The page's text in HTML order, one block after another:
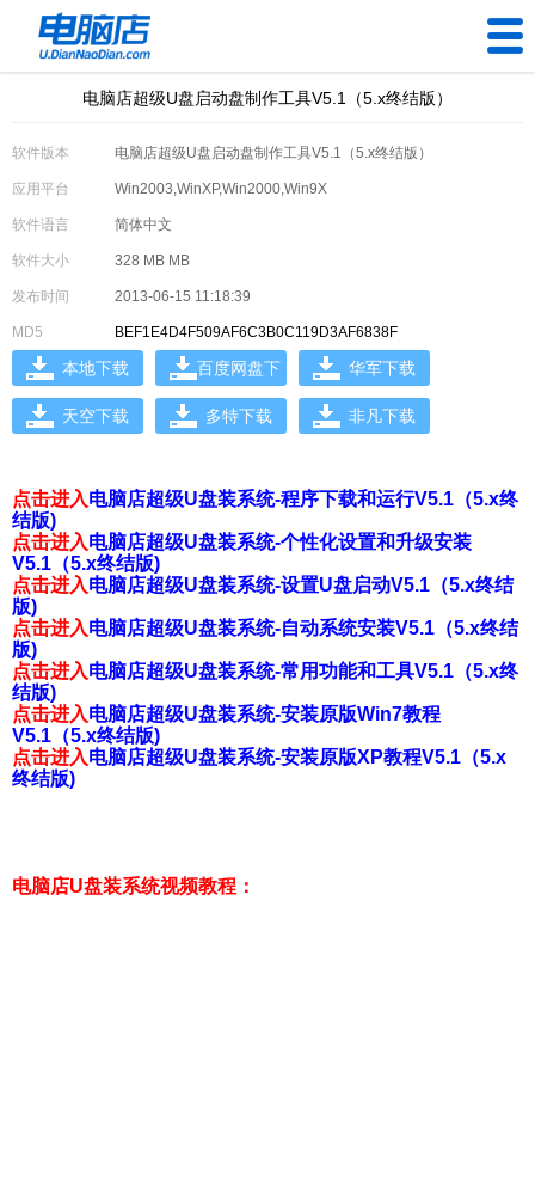
U盘工具
下载中心
电脑问题
电脑店超级U盘启动盘制作工具V5.1（5.x终结版）
软件版本 电脑店超级U盘启动盘制作工具V5.1（5.x终结版）
应用平台 Win2003,WinXP,Win2000,Win9X
软件语言 简体中文
软件大小 328 MB MB
发布时间 2013-06-15 11:18:39
MD5 BEF1E4D4F509AF6C3B0C119D3AF6838F
本地下载
百度网盘下
载
华军下载
天空下载 多特下载 非凡下载
点击进入电脑店超级U盘装系统-程序下载和运行V5.1（5.x终
结版)
点击进入电脑店超级U盘装系统-个性化设置和升级安装
V5.1（5.x终结版)
点击进入电脑店超级U盘装系统-设置U盘启动V5.1（5.x终结
版)
点击进入电脑店超级U盘装系统-自动系统安装V5.1（5.x终结
版)
点击进入电脑店超级U盘装系统-常用功能和工具V5.1（5.x终
结版)
点击进入电脑店超级U盘装系统-安装原版Win7教程
V5.1（5.x终结版)
点击进入电脑店超级U盘装系统-安装原版XP教程V5.1（5.x
终结版)
电脑店U盘装系统视频教程 ：